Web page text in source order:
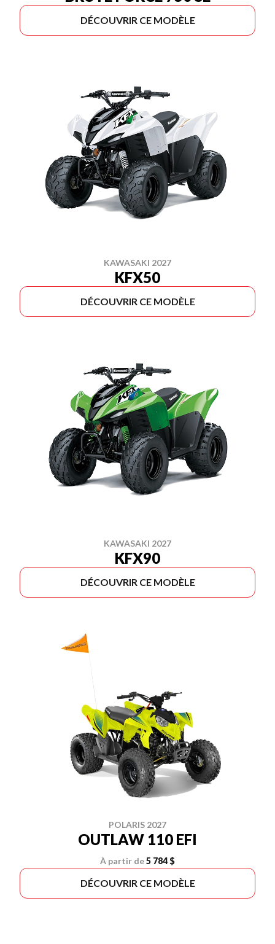
DÉCOUVRIR CE MODÈLE
KAWASAKI 2027
KFX50
DÉCOUVRIR CE MODÈLE
KAWASAKI 2027
KFX90
DÉCOUVRIR CE MODÈLE
POLARIS 2027
OUTLAW 110 EFI
À partir de5 784 $
DÉCOUVRIR CE MODÈLE